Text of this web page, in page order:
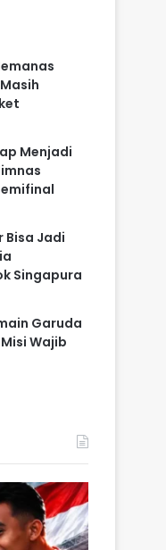
Menjadi
Bisa Jadi
Singapura
Garuda
Wajib